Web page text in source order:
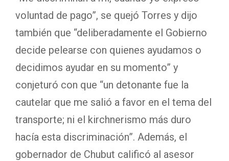
voluntad de pago”, se quejó Torres y dijo
también que “deliberadamente el Gobierno
decide pelearse con quienes ayudamos o
decidimos ayudar en su momento” y
conjeturó con que “un detonante fue la
cautelar que me salió a favor en el tema del
transporte; ni el kirchnerismo más duro
hacía esta discriminación”. Además, el
gobernador de Chubut calificó al asesor